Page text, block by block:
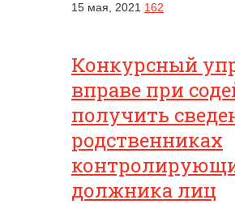
15 мая, 2021 162
Конкурсный
вправе при
получить
родственниках
должника лиц